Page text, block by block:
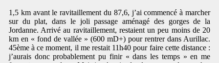
1,5 km avant le ravitaillement du 87,6, j’ai commencé à marcher
sur du plat, dans le joli passage aménagé des gorges de la
Jordanne. Arrivé au ravitaillement, restaient un peu moins de 20
km en « fond de vallée » (600 mD+) pour rentrer dans Aurillac.
45ème à ce moment, il me restait 11h40 pour faire cette distance :
j’aurais donc probablement pu finir « dans les temps » en me